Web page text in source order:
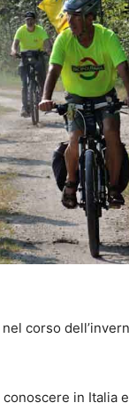
corso
in Italia